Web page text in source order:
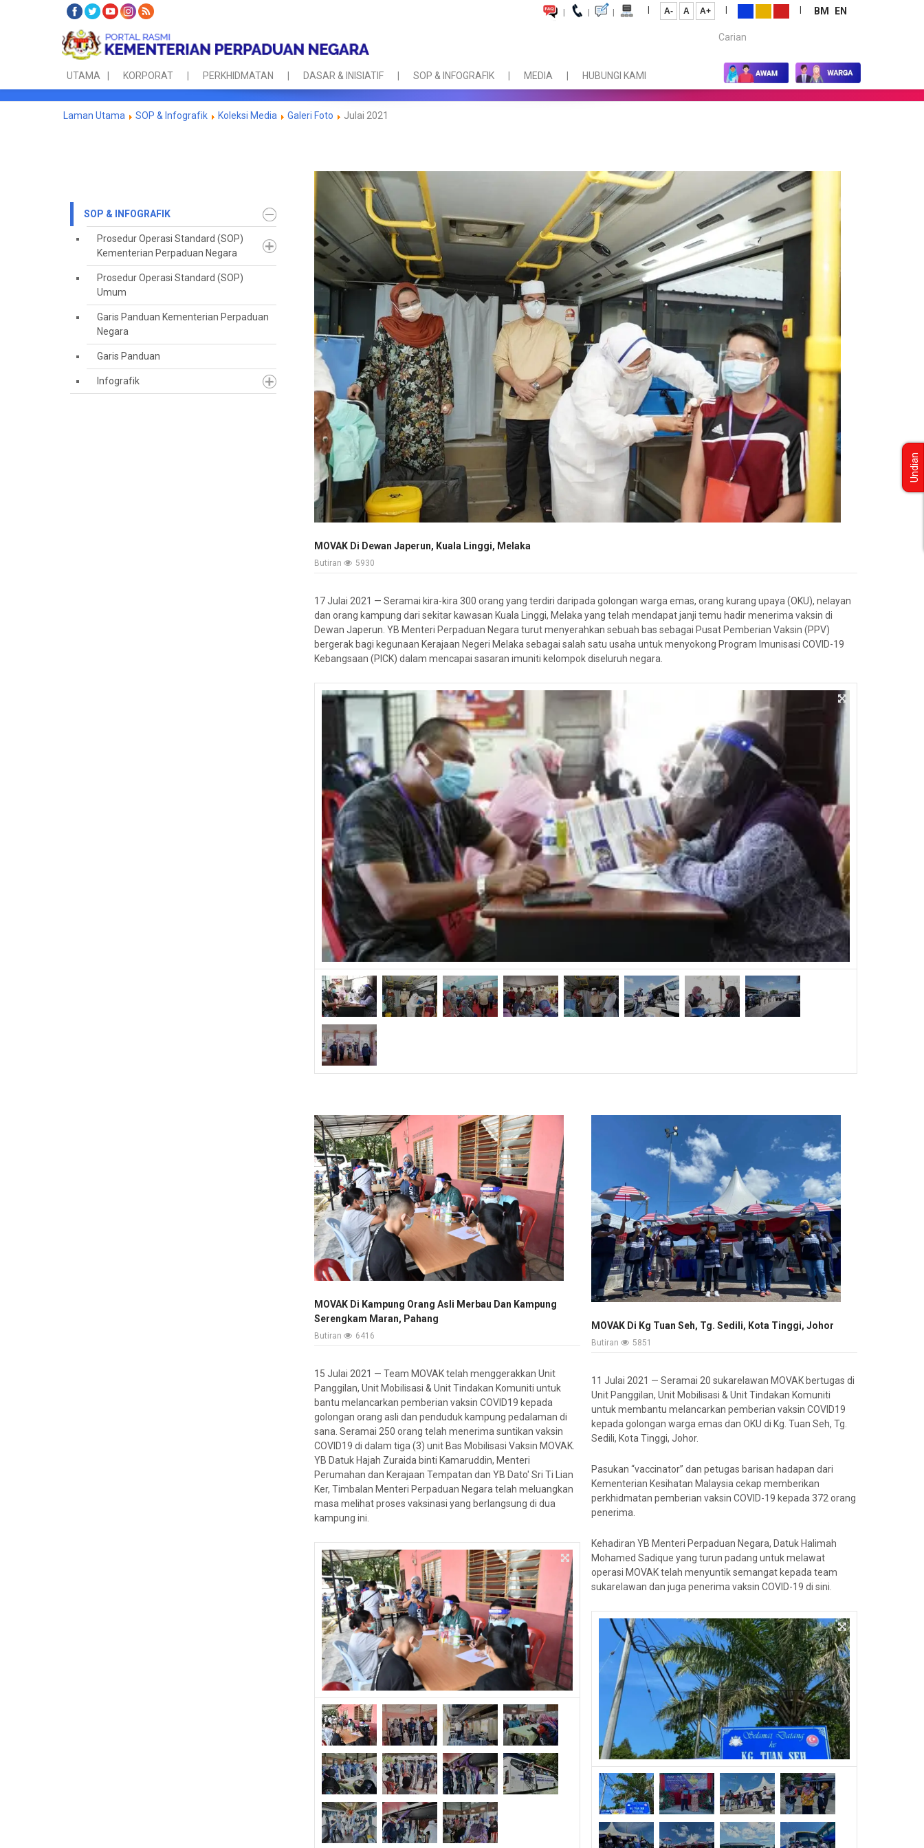
| | | | A- A A+ | | BM
EN
Carian...
UTAMA KORPORAT PERKHIDMATAN DASAR & INISIATIF SOP & INFOGRAFIK MEDIA HUBUNGI KAMI
Laman Utama SOP & Infografik Koleksi Media Galeri Foto Julai 2021
SOP & INFOGRAFIK
Prosedur Operasi Standard (SOP)
Kementerian Perpaduan Negara
Prosedur Operasi Standard (SOP)
Umum
Garis Panduan Kementerian Perpaduan
Negara
Garis Panduan
Infografik
MOVAK Di Dewan Japerun, Kuala Linggi, Melaka
Butiran 5930
17 Julai 2021 — Seramai kira-kira 300 orang yang terdiri daripada golongan warga emas, orang kurang upaya (OKU), nelayan
dan orang kampung dari sekitar kawasan Kuala Linggi, Melaka yang telah mendapat janji temu hadir menerima vaksin di
Dewan Japerun. YB Menteri Perpaduan Negara turut menyerahkan sebuah bas sebagai Pusat Pemberian Vaksin (PPV)
bergerak bagi kegunaan Kerajaan Negeri Melaka sebagai salah satu usaha untuk menyokong Program Imunisasi COVID-19
Kebangsaan (PICK) dalam mencapai sasaran imuniti kelompok diseluruh negara.
MOVAK Di Kampung Orang Asli Merbau Dan Kampung
Serengkam Maran, Pahang
Butiran 6416
15 Julai 2021 — Team MOVAK telah menggerakkan Unit
Panggilan, Unit Mobilisasi & Unit Tindakan Komuniti untuk
bantu melancarkan pemberian vaksin COVID19 kepada
golongan orang asli dan penduduk kampung pedalaman di
sana. Seramai 250 orang telah menerima suntikan vaksin
COVID19 di dalam tiga (3) unit Bas Mobilisasi Vaksin MOVAK.
YB Datuk Hajah Zuraida binti Kamaruddin, Menteri
Perumahan dan Kerajaan Tempatan dan YB Dato' Sri Ti Lian
Ker, Timbalan Menteri Perpaduan Negara telah meluangkan
masa melihat proses vaksinasi yang berlangsung di dua
kampung ini.
MOVAK Di Kg Tuan Seh, Tg. Sedili, Kota Tinggi, Johor
Butiran 5851
11 Julai 2021 — Seramai 20 sukarelawan MOVAK bertugas di
Unit Panggilan, Unit Mobilisasi & Unit Tindakan Komuniti
untuk membantu melancarkan pemberian vaksin COVID19
kepada golongan warga emas dan OKU di Kg. Tuan Seh, Tg.
Sedili, Kota Tinggi, Johor.
Pasukan “vaccinator” dan petugas barisan hadapan dari
Kementerian Kesihatan Malaysia cekap memberikan
perkhidmatan pemberian vaksin COVID-19 kepada 372 orang
penerima.
Kehadiran YB Menteri Perpaduan Negara, Datuk Halimah
Mohamed Sadique yang turun padang untuk melawat
operasi MOVAK telah menyuntik semangat kepada team
sukarelawan dan juga penerima vaksin COVID-19 di sini.
Undian